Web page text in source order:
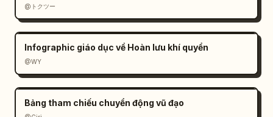
@トクツー
Infographic giáo dục về Hoàn lưu khí quyển
@WY
Bảng tham chiếu chuyển động vũ đạo